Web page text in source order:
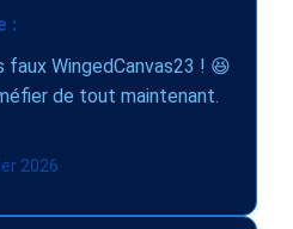
:
faux WingedCanvas23 ! 😆
de tout maintenant.
2026